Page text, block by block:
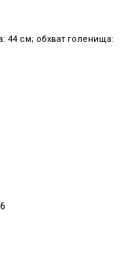
44 см; обхват голенища: